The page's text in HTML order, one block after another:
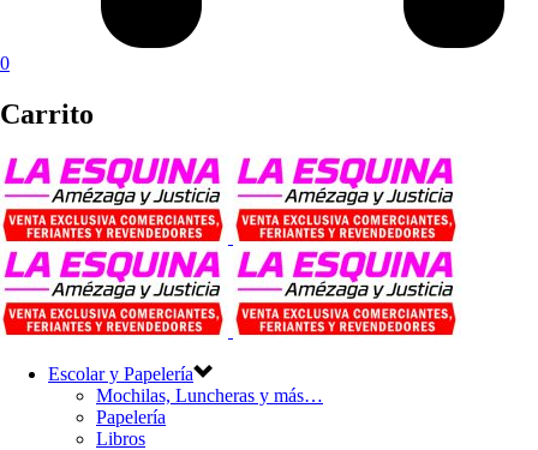
0
Carrito
Escolar y Papelería
Mochilas, Luncheras y más…
Papelería
Libros